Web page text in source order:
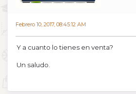
Febrero 10, 2017, 08:45:12 AM
Y a cuanto lo tienes en venta?
Un saludo.